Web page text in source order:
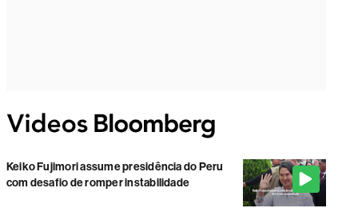
Keiko Fujimori assume presidência do Peru
com desafio de romper instabilidade